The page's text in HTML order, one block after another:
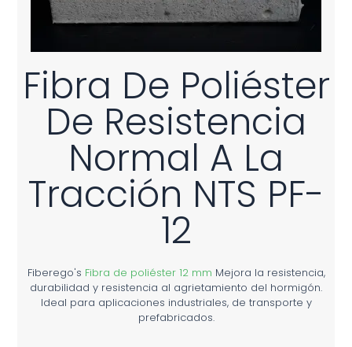
Fibra De Poliéster
De Resistencia
Normal A La
Tracción NTS PF-
12
Fiberego's Fibra de poliéster 12 mm Mejora la resistencia,
durabilidad y resistencia al agrietamiento del hormigón.
Ideal para aplicaciones industriales, de transporte y
prefabricados.